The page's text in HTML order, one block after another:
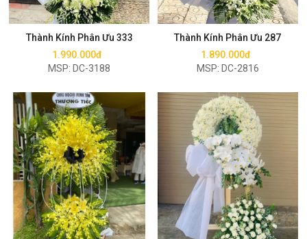
Thành Kính Phân Ưu 333
1.990.000đ
MSP: DC-3188
Mua ngay
Thành Kính Phân Ưu 287
1.890.000đ
MSP: DC-2816
Mua ngay